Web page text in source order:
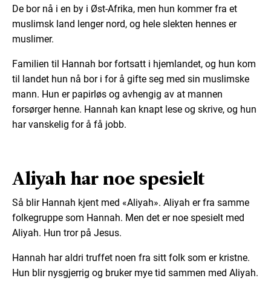
De bor nå i en by i Øst-Afrika, men hun kommer fra et
muslimsk land lenger nord, og hele slekten hennes er
muslimer.
Familien til Hannah bor fortsatt i hjemlandet, og hun kom
til landet hun nå bor i for å gifte seg med sin muslimske
mann. Hun er papirløs og avhengig av at mannen
forsørger henne. Hannah kan knapt lese og skrive, og hun
har vanskelig for å få jobb.
Aliyah har noe spesielt
Så blir Hannah kjent med «Aliyah». Aliyah er fra samme
folkegruppe som Hannah. Men det er noe spesielt med
Aliyah. Hun tror på Jesus.
Hannah har aldri truffet noen fra sitt folk som er kristne.
Hun blir nysgjerrig og bruker mye tid sammen med Aliyah.